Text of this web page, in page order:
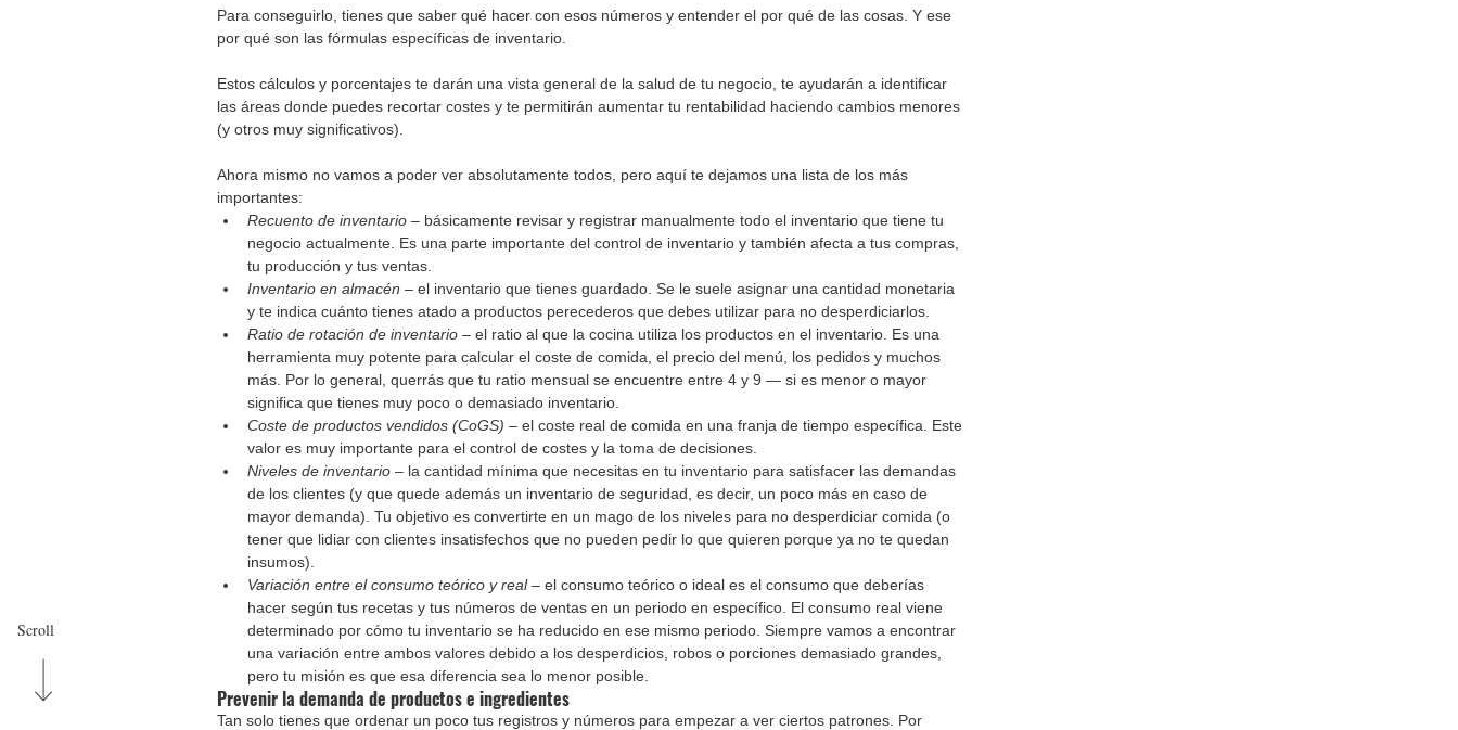
Scroll
Para conseguirlo, tienes que saber qué hacer con esos números y entender el por qué de las cosas. Y ese
por qué son las fórmulas específicas de inventario.
Estos cálculos y porcentajes te darán una vista general de la salud de tu negocio, te ayudarán a identificar
las áreas donde puedes recortar costes y te permitirán aumentar tu rentabilidad haciendo cambios menores
(y otros muy significativos).
Ahora mismo no vamos a poder ver absolutamente todos, pero aquí te dejamos una lista de los más
importantes:
Recuento de inventario – básicamente revisar y registrar manualmente todo el inventario que tiene tu
negocio actualmente. Es una parte importante del control de inventario y también afecta a tus compras,
tu producción y tus ventas.
Inventario en almacén – el inventario que tienes guardado. Se le suele asignar una cantidad monetaria
y te indica cuánto tienes atado a productos perecederos que debes utilizar para no desperdiciarlos.
Ratio de rotación de inventario – el ratio al que la cocina utiliza los productos en el inventario. Es una
herramienta muy potente para calcular el coste de comida, el precio del menú, los pedidos y muchos
más. Por lo general, querrás que tu ratio mensual se encuentre entre 4 y 9 — si es menor o mayor
significa que tienes muy poco o demasiado inventario.
Coste de productos vendidos (CoGS) – el coste real de comida en una franja de tiempo específica. Este
valor es muy importante para el control de costes y la toma de decisiones.
Niveles de inventario – la cantidad mínima que necesitas en tu inventario para satisfacer las demandas
de los clientes (y que quede además un inventario de seguridad, es decir, un poco más en caso de
mayor demanda). Tu objetivo es convertirte en un mago de los niveles para no desperdiciar comida (o
tener que lidiar con clientes insatisfechos que no pueden pedir lo que quieren porque ya no te quedan
insumos).
Variación entre el consumo teórico y real – el consumo teórico o ideal es el consumo que deberías
hacer según tus recetas y tus números de ventas en un periodo en específico. El consumo real viene
determinado por cómo tu inventario se ha reducido en ese mismo periodo. Siempre vamos a encontrar
una variación entre ambos valores debido a los desperdicios, robos o porciones demasiado grandes,
pero tu misión es que esa diferencia sea lo menor posible.
Prevenir la demanda de productos e ingredientes
Tan solo tienes que ordenar un poco tus registros y números para empezar a ver ciertos patrones. Por